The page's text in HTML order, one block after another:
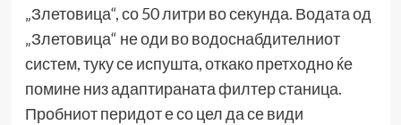
„Злетовица“, со 50 литри во секунда. Водата од
„Злетовица“ не оди во водоснабдителниот
систем, туку се испушта, откако претходно ќе
помине низ адаптираната филтер станица.
Пробниот перидот е со цел да се види